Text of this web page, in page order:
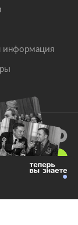
информация